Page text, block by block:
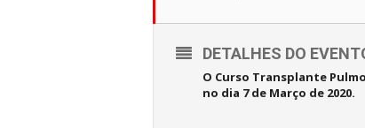
DETALHES DO
O Curso Transplante
no dia 7 de Março de 2020.